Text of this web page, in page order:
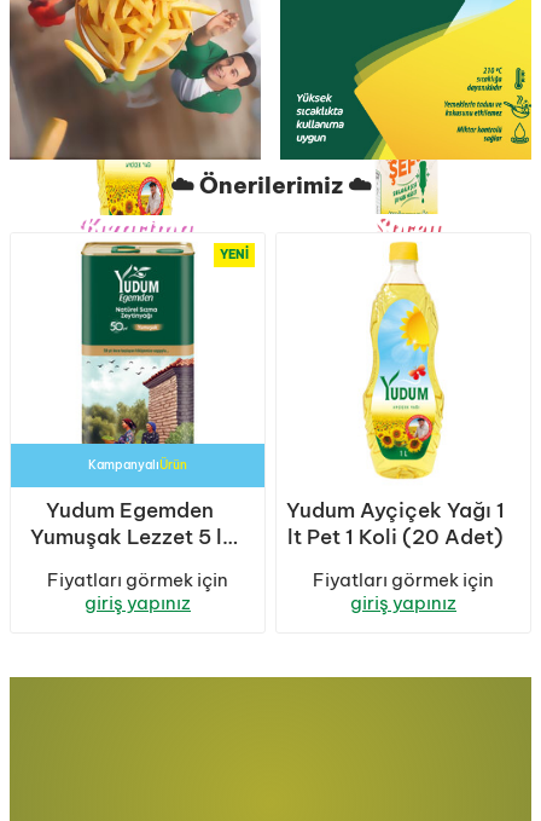
Kızartma
Ustası
Sprey
☁️ Önerilerimiz ☁️
YENI
KampanyalıÜrün
Yudum Egemden
Yumuşak Lezzet 5 lt
Teneke 1 Koli (4
Adet)
Fiyatları görmek için
giriş yapınız
Yudum Ayçiçek Yağı 1
lt Pet 1 Koli (20 Adet)
Fiyatları görmek için
giriş yapınız